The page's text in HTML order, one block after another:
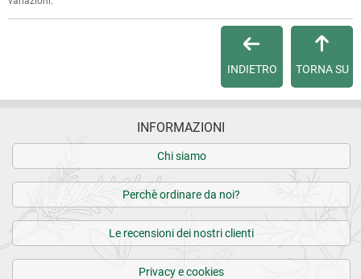
Condizioni di vendita
TORNA SU
INDIETRO
INFORMAZIONI
Chi siamo
Perchè ordinare da noi?
Le recensioni dei nostri clienti
Privacy e cookies